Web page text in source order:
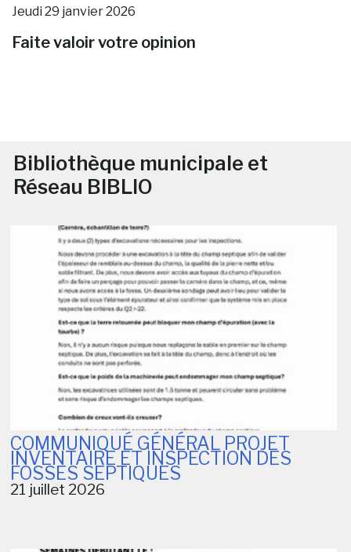
Jeudi 29 janvier 2026
Faite valoir votre opinion
Bibliothèque municipale et
Réseau BIBLIO
COMMUNIQUÉ GÉNÉRAL PROJET
INVENTAIRE ET INSPECTION DES
FOSSES SEPTIQUES
21 juillet 2026